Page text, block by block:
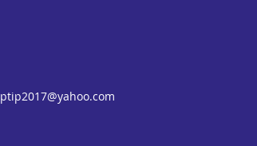
ptip2017@yahoo.com